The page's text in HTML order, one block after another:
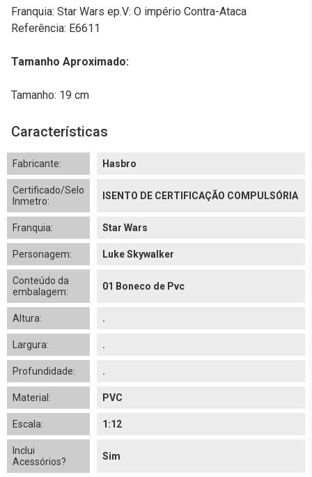
Franquia: Star Wars ep.V: O império Contra-Ataca
Referência: E6611
Tamanho Aproximado:
Tamanho: 19 cm
Características
Fabricante: Hasbro
Certificado/Selo
Inmetro:
ISENTO DE CERTIFICAÇÃO COMPULSÓRIA
Franquia: Star Wars
Personagem: Luke Skywalker
Conteúdo da
embalagem:
01 Boneco de Pvc
Altura: .
Largura: .
Profundidade: .
Material: PVC
Escala: 1:12
Inclui
Acessórios?
Sim